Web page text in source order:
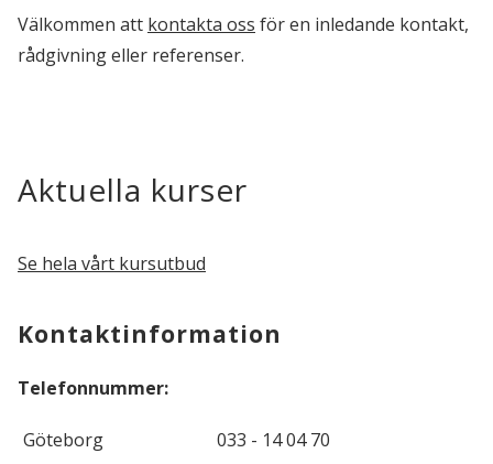
Välkommen att kontakta oss för en inledande kontakt,
rådgivning eller referenser.
Aktuella kurser
Se hela vårt kursutbud
Kontaktinformation
Telefonnummer:
Göteborg 033 - 14 04 70